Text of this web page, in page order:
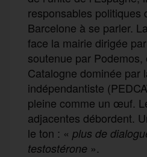
responsables politiques
Barcelone à se parler.
face la mairie dirigée
soutenue par
Catalogne dominée par
indépendantiste
pleine comme un œuf.
adjacentes débordent.
le ton : « plus de
testostérone ».